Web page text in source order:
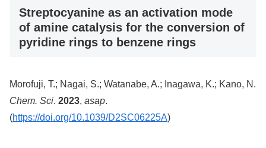
Streptocyanine as an activation mode
of amine catalysis for the conversion of
pyridine rings to benzene rings
Morofuji, T.; Nagai, S.; Watanabe, A.; Inagawa, K.; Kano, N.
Chem. Sci. 2023, asap.
(https://doi.org/10.1039/D2SC06225A)